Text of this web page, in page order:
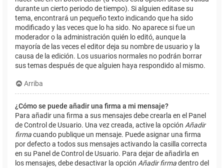
durante un cierto periodo de tiempo). Si alguien editase su
tema, encontrará un pequeño texto indicando que ha sido
modificado y las veces que lo ha sido. No aparece si fue un
moderador o la administración quién lo editó, aunque la
mayoría de las veces el editor deja su nombre de usuario y la
causa de la edición. Los usuarios normales no podrán borrar
sus temas después de que alguien haya respondido al mismo.
Arriba
¿Cómo se puede añadir una firma a mi mensaje?
Para añadir una firma a sus mensajes debe crearla en el Panel
de Control de Usuario. Una vez creada, active la opción Añadir
firmacuando publique un mensaje. Puede asignar una firma
por defecto a todos sus mensajes activando la casilla correcta
en su Panel de Control de Usuario. Para dejar de añadirla en
los mensajes, debe desactivar la opción Añadir firmadentro del